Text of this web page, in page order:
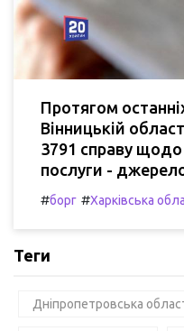
Протягом
Вінницькій
3791 справу щодо
послуги -
#борг #Харківська
Теги
Дніпропетровська